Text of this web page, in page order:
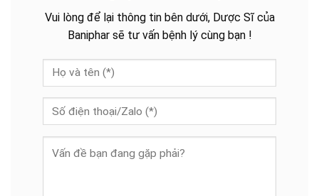
Vui lòng để lại thông tin bên dưới, Dược Sĩ của
Baniphar sẽ tư vấn bệnh lý cùng bạn !